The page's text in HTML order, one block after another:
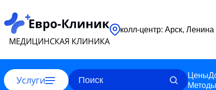
МЕДИЦИНСКАЯ КЛИНИКА
колл-центр: Арск,
Услуги Цены